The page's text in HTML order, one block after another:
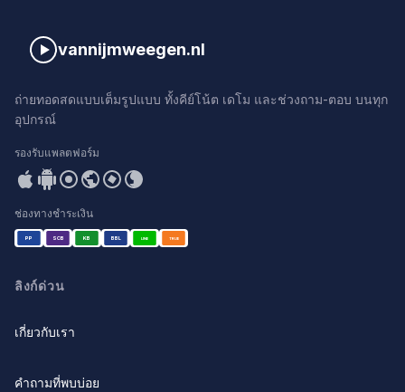
vannijmweegen.nl
ถ่ายทอดสดแบบเต็มรูปแบบ ทั้งคีย์โน้ต เดโม และช่วงถาม-ตอบ บนทุก
อุปกรณ์
รองรับแพลตฟอร์ม
ช่องทางชำระเงิน
PP SCB KB BBL LINE TRUE
ลิงก์ด่วน
เกี่ยวกับเรา
คำถามที่พบบ่อย